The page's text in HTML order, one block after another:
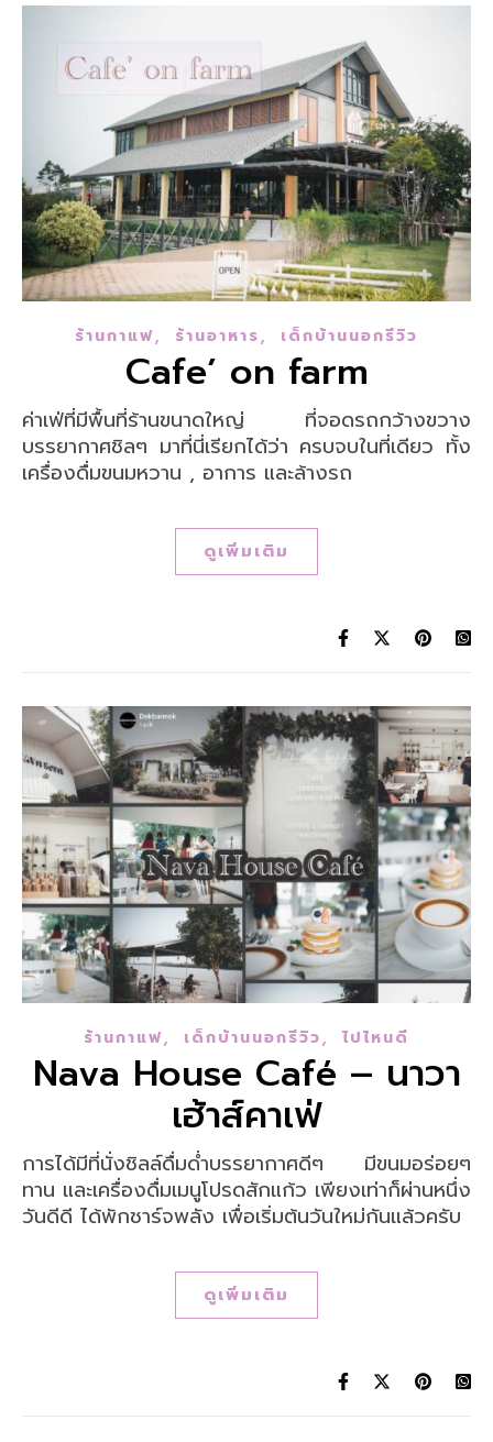
ร้านกาแฟ, ร้านอาหาร, เด็กบ้านนอกรีวิว
Cafe’ on farm
ค่าเฟ่ที่มีพื้นที่ร้านขนาดใหญ่ ที่จอดรถกว้างขวาง
บรรยากาศชิลๆ มาที่นี่เรียกได้ว่า ครบจบในที่เดียว ทั้ง
เครื่องดื่มขนมหวาน , อาการ และล้างรถ
ดูเพิ่มเติม
ร้านกาแฟ, เด็กบ้านนอกรีวิว, ไปไหนดี
Nava House Café – นาวา
เฮ้าส์คาเฟ่
การได้มีที่นั่งชิลล์ดื่มด่ำบรรยากาศดีๆ มีขนมอร่อยๆ
ทาน และเครื่องดื่มเมนูโปรดสักแก้ว เพียงเท่าก็ผ่านหนึ่ง
วันดีดี ได้พักชาร์จพลัง เพื่อเริ่มต้นวันใหม่กันแล้วครับ
ดูเพิ่มเติม